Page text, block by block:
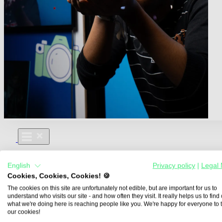
Aus- und Weiterbildungen
Für Lehre & Ausbildung
Media For You
Über Uns
English Privacy policy
Legal
Cookies, Cookies, Cookies! 🍪
The cookies on this site are unfortunately not edible, but are important for us to
understand who visits our site - and how often they visit. It really helps us to find
what we're doing here is reaching people like you. We're happy for everyone to
our cookies!